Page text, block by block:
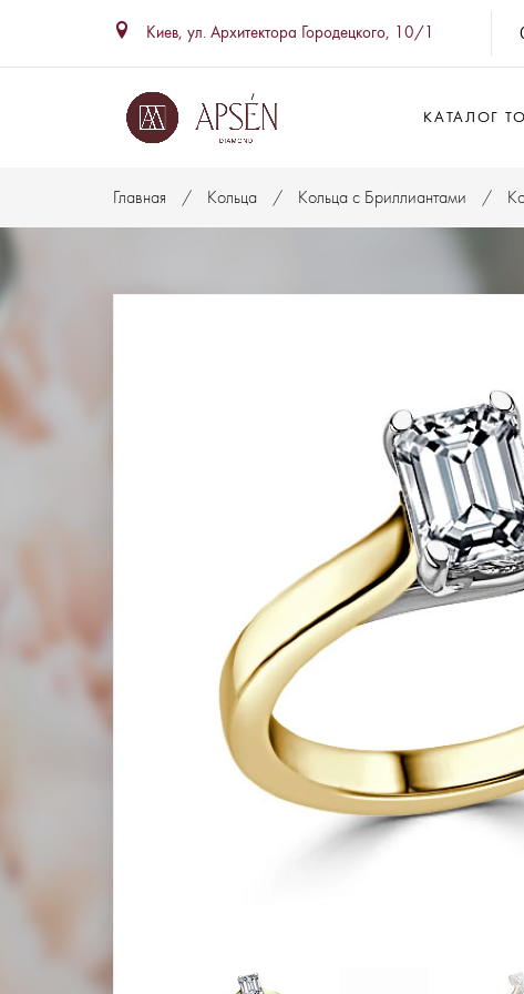
Киев, ул. Архитектора Городецкого, 10/1
КАТАЛОГ
Главная Кольца Кольца с Бриллиантами